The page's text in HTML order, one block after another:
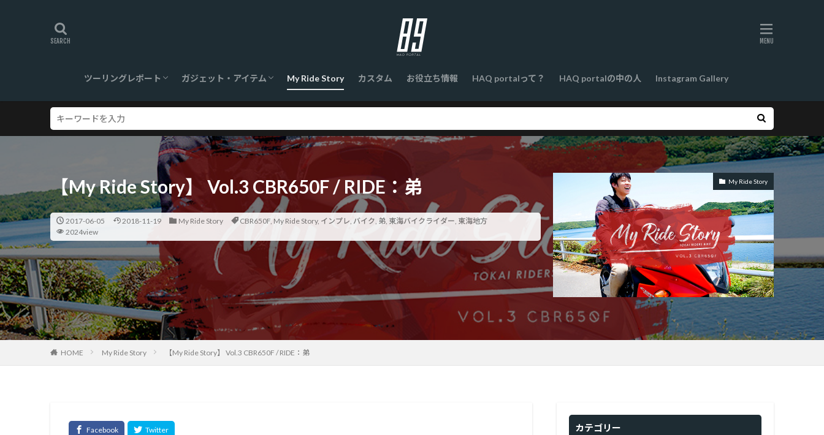
ツーリングレポート
旅ログ
ツーリングスポット
【360°】VR対応
ガジェット・アイテム
ツーリンググッズ
ガジェット
My Ride Story カスタム お役立ち情報 HAQ portalって？ HAQ portalの中の人 Instagram Gallery
【My Ride Story】 Vol.3 CBR650F / RIDE：弟
2017-06-05 2018-11-19 My Ride Story CBR650F, My Ride Story, インプレ, バイク, 弟, 東海バイクライダー, 東海地方
2024view
My Ride Story
HOME My Ride Story 【My Ride Story】 Vol.3 CBR650F / RIDE：弟
カテゴリー